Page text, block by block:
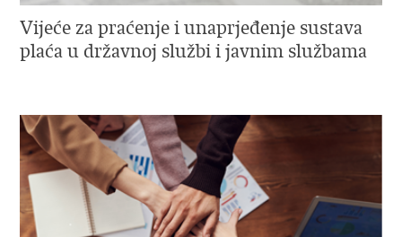
Vijeće za praćenje i unaprjeđenje sustava
plaća u državnoj službi i javnim službama